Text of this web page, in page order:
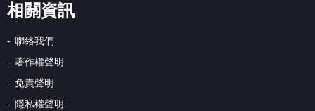
相關資訊
聯絡我們
著作權聲明
免責聲明
隱私權聲明